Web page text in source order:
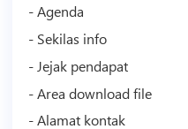
- Agenda
- Sekilas info
- Jejak pendapat
- Area download file
- Alamat kontak